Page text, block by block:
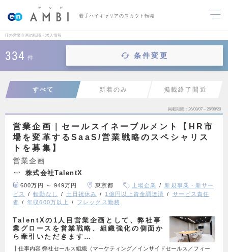
若手ハイキャリアのスカウト転職
ITの営業企画の転職・求人情報
334 件 条件変更
すべて 新着のみ 掲載終了間近
掲載期間 26/08/07～26/08/20
営業企画｜セールスイネーブルメント【HR市
場を変革するSaaS/営業戦略のスペシャリス
トを募集】
営業企画
株式会社TalentX
600万円 ～ 949万円 東京都 上場企業
新規事業・新サー
ビス
転勤なし 土日祝休み 1億円以上資金調達済
サービス責任
者
年収600万以上 フレックス勤務
TalentXの1人目営業企画として、弊社事
業グロースを営業戦略、組織強化の側面か
ら牽引いただきます…
┃仕事内容 弊社セールス組織（マーケティング／インサイドセールス／フィー